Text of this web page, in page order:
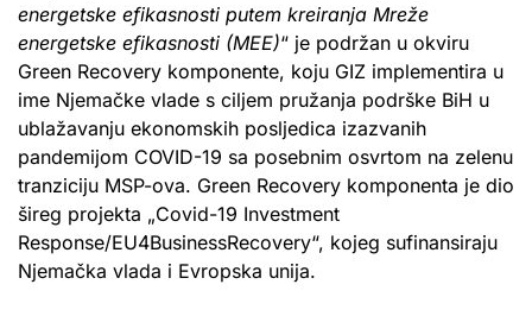
energetske efikasnosti putem kreiranja Mreže
energetske efikasnosti (MEE)“ je podržan u okviru
Green Recovery komponente, koju GIZ implementira u
ime Njemačke vlade s ciljem pružanja podrške BiH u
ublažavanju ekonomskih posljedica izazvanih
pandemijom COVID-19 sa posebnim osvrtom na zelenu
tranziciju MSP-ova. Green Recovery komponenta je dio
šireg projekta „Covid-19 Investment
Response/EU4BusinessRecovery“, kojeg sufinansiraju
Njemačka vlada i Evropska unija.